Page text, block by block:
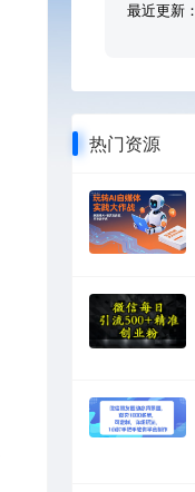
最近更新：
热门资源